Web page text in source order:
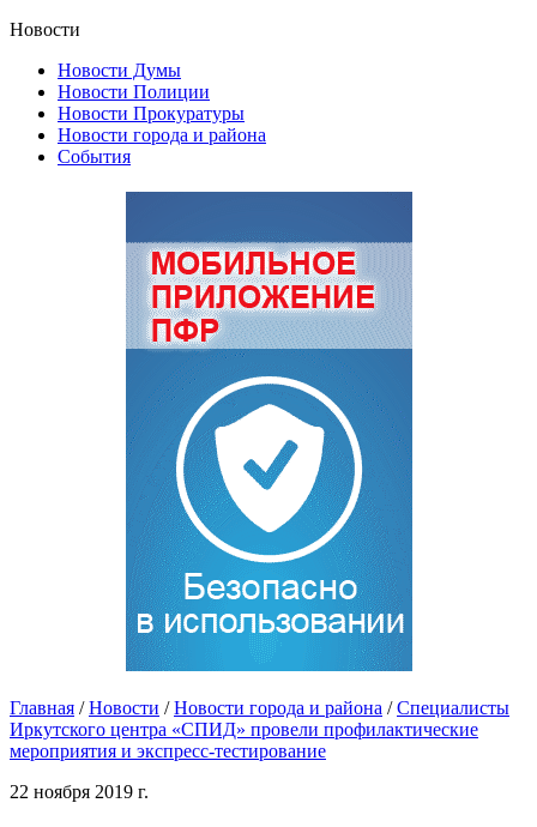
Новости
Новости Думы
Новости Полиции
Новости Прокуратуры
Новости города и района
События
Главная / Новости / Новости города и района / Специалисты
Иркутского центра «СПИД» провели профилактические
мероприятия и экспресс-тестирование
22 ноября 2019 г.